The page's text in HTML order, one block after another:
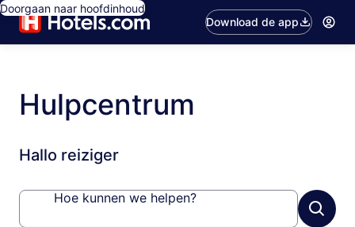
Doorgaan naar hoofdinhoud
Download de app
Hulpcentrum
Hallo reiziger
Hoe kunnen we helpen?